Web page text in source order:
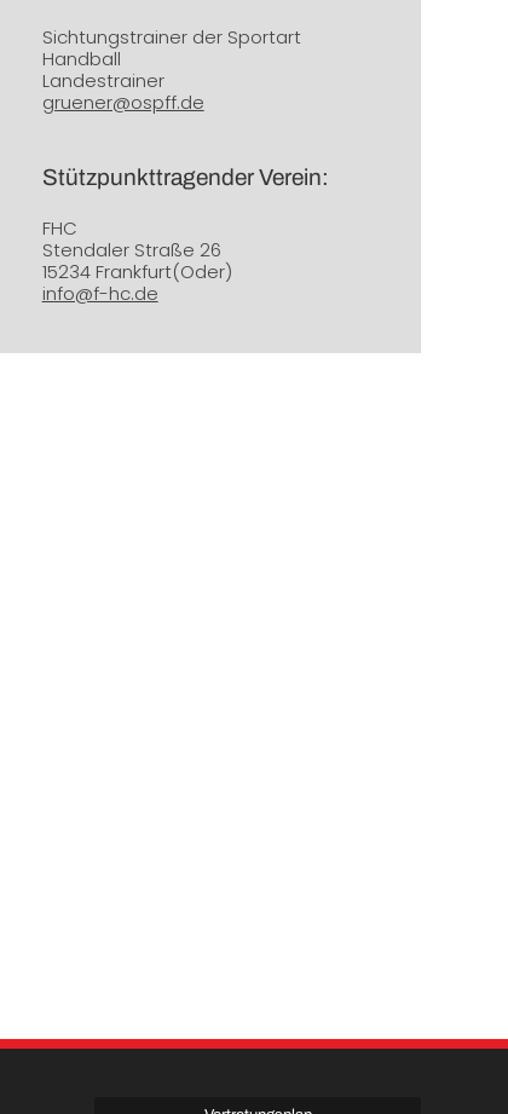
Sichtungstrainer der Sportart
Handball
Landestrainer
gruener@ospff.de
Stützpunkttragender Verein:
FHC
Stendaler Straße 26
15234 Frankfurt(Oder)
info@f-hc.de